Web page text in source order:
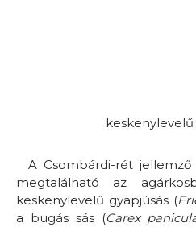
keskenylevelű
A Csombárdi-rét
megtalálható az
keskenylevelű gyapjúsás (
a bugás sás (Carex